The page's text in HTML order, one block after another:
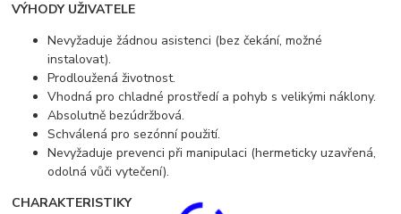
VÝHODY UŽIVATELE
Nevyžaduje žádnou asistenci (bez čekání, možné
instalovat).
Prodloužená životnost.
Vhodná pro chladné prostředí a pohyb s velikými náklony.
Absolutně bezúdržbová.
Schválená pro sezónní použití.
Nevyžaduje prevenci při manipulaci (hermeticky uzavřená,
odolná vůči vytečení).
CHARAKTERISTIKY